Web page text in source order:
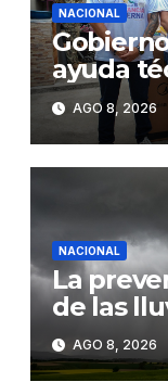
NACIONAL
ayuda
Bono
familia
AGO 8, 2026
NACIONAL
La
de las
El Niño
AGO 8, 2026